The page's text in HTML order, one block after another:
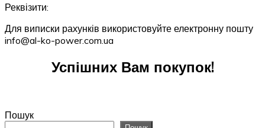
Реквізити:
Для виписки рахунків використовуйте електронну пошту
info@al-ko-power.com.ua
Успішних Вам покупок!
Пошук